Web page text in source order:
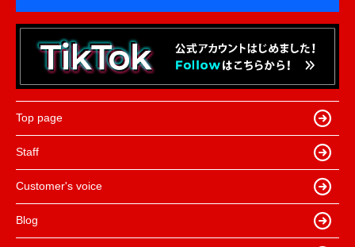
Top page
Staff
Customer's voice
Blog